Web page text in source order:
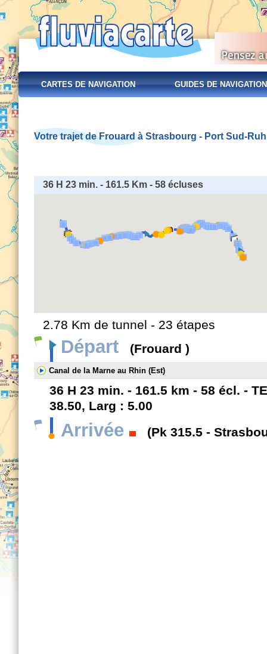
CARTES DE NAVIGATION GUIDES DE NAVIGATION
Votre trajet de Frouard à Strasbourg - Port Sud-
36 H 23 min. - 161.5 Km - 58 écluses
2.78 Km de tunnel - 23 étapes
Départ (Frouard )
Canal de la Marne au Rhin (Est)
36 H 23 min. - 161.5 km - 58 écl. -
38.50, Larg : 5.00
Arrivée (Pk 315.5 -